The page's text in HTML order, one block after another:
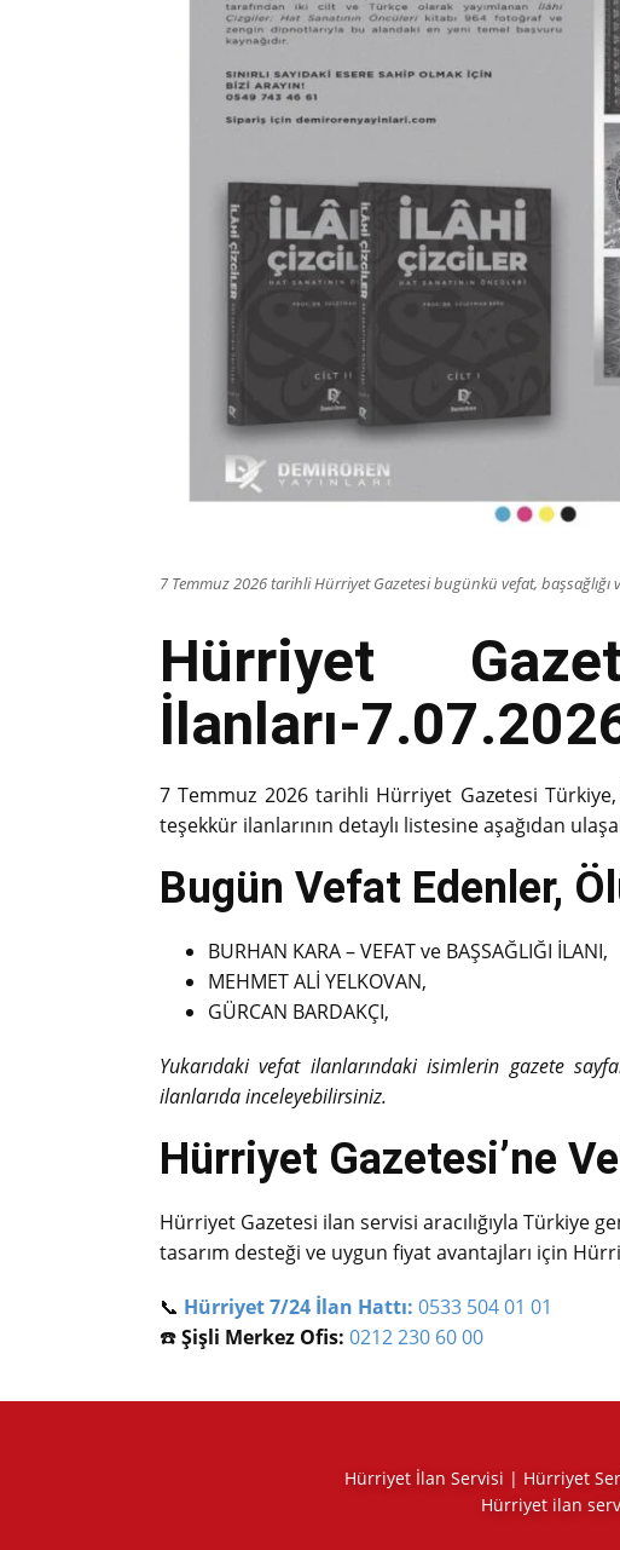
7 Temmuz 2026 tarihli Hürriyet Gazetesi bugünkü vefat, başsağlığı
Hürriyet
İlanları-
7 Temmuz 2026 tarihli Hürriyet Gazetesi Türkiye,
teşekkür ilanlarının detaylı listesine aşağıdan
Bugün Vefat Edenler,
BURHAN KARA – VEFAT ve BAŞSAĞLIĞI İLANI,
MEHMET ALİ YELKOVAN,
GÜRCAN BARDAKÇI,
Yukarıdaki vefat ilanlarındaki isimlerin gazete
ilanlarıda inceleyebilirsiniz.
Hürriyet Gazetesi’ne
Hürriyet Gazetesi ilan servisi aracılığıyla Türkiye
tasarım desteği ve uygun fiyat avantajları için
📞 Hürriyet 7/24 İlan Hattı: 0533 504 01 01
☎️Şişli Merkez Ofis: 0212 230 60 00
Hürriyet İlan Servisi | Hürriyet
Hürriyet ilan